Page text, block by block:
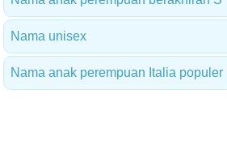
Nama unisex
Nama anak perempuan Italia populer